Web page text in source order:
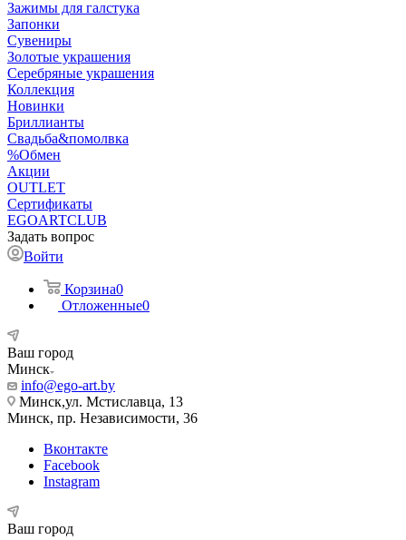
Зажимы для галстука
Запонки
Сувениры
Золотые украшения
Серебряные украшения
Коллекция
Новинки
Бриллианты
Свадьба&помолвка
%Обмен
Акции
OUTLET
Сертификаты
EGOARTCLUB
Задать вопрос
Войти
Корзина0
Отложенные0
Ваш город
Минск
info@ego-art.by
Минск,ул. Мстиславца, 13
Минск, пр. Независимости, 36
Вконтакте
Facebook
Instagram
Ваш город